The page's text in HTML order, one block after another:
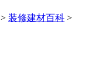
> 装修建材百科 >